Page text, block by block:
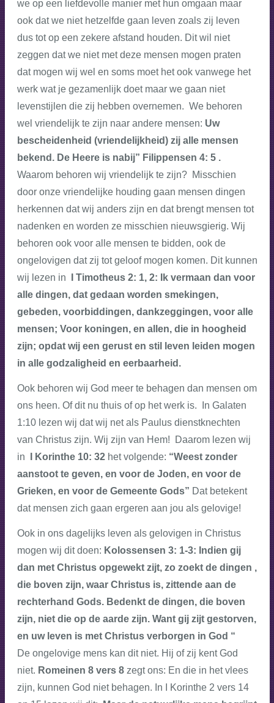
we op een liefdevolle manier met hun omgaan maar
ook dat we niet hetzelfde gaan leven zoals zij leven
dus tot op een zekere afstand houden. Dit wil niet
zeggen dat we niet met deze mensen mogen praten
dat mogen wij wel en soms moet het ook vanwege het
werk wat je gezamenlijk doet maar we gaan niet
levenstijlen die zij hebben overnemen. We behoren
wel vriendelijk te zijn naar andere mensen: Uw
bescheidenheid (vriendelijkheid) zij alle mensen
bekend. De Heere is nabij” Filippensen 4: 5 .
Waarom behoren wij vriendelijk te zijn? Misschien
door onze vriendelijke houding gaan mensen dingen
herkennen dat wij anders zijn en dat brengt mensen tot
nadenken en worden ze misschien nieuwsgierig. Wij
behoren ook voor alle mensen te bidden, ook de
ongelovigen dat zij tot geloof mogen komen. Dit kunnen
wij lezen in
I Timotheus 2: 1, 2:
Ik vermaan dan voor
alle dingen, dat gedaan worden smekingen,
gebeden, voorbiddingen, dankzeggingen, voor alle
mensen; Voor koningen, en allen, die in hoogheid
zijn; opdat wij een gerust en stil leven leiden mogen
in alle godzaligheid en eerbaarheid.
Ook behoren wij God meer te behagen dan mensen om
ons heen. Of dit nu thuis of op het werk is. In Galaten
1:10 lezen wij dat wij net als Paulus dienstknechten
van Christus zijn. Wij zijn van Hem! Daarom lezen wij
in
I Korinthe 10: 32het volgende: “Weest zonder
aanstoot te geven, en voor de Joden, en voor de
Grieken, en voor de Gemeente Gods” Dat betekent
dat mensen zich gaan ergeren aan jou als gelovige!
Ook in ons dagelijks leven als gelovigen in Christus
mogen wij dit doen: Kolossensen 3: 1-3: Indien gij
dan met Christus opgewekt zijt, zo zoekt de dingen ,
die boven zijn, waar Christus is, zittende aan de
rechterhand Gods. Bedenkt de dingen, die boven
zijn, niet die op de aarde zijn. Want gij zijt gestorven,
en uw leven is met Christus verborgen in God “
De ongelovige mens kan dit niet. Hij of zij kent God
niet. Romeinen 8 vers 8zegt ons: En die in het vlees
zijn, kunnen God niet behagen. In I Korinthe 2 vers 14